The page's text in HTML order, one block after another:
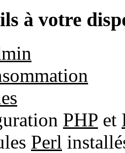
à votre
PHP et
Perl